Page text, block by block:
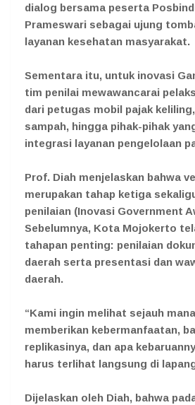
dialog bersama peserta
Prameswari sebagai ujung
layanan kesehatan masyarakat.
Sementara itu, untuk inovasi
tim penilai mewawancarai
dari petugas mobil pajak
sampah, hingga pihak-pihak
integrasi layanan pengelolaan
Prof. Diah menjelaskan bahwa
merupakan tahap ketiga
penilaian (Inovasi Government
Sebelumnya, Kota Mojokerto
tahapan penting: penilaian
daerah serta presentasi dan
daerah.
“Kami ingin melihat sejauh
memberikan kebermanfaatan,
replikasinya, dan apa
harus terlihat langsung di
Dijelaskan oleh Diah, bahwa